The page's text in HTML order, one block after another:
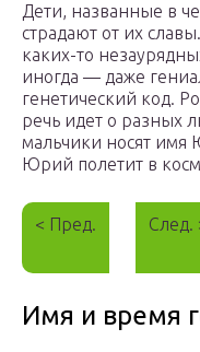
Дети, названные в
страдают от их
каких-то
иногда — даже
генетический код.
речь идет о разных
мальчики носят
Юрий полетит в
< Пред. След.
Имя и время